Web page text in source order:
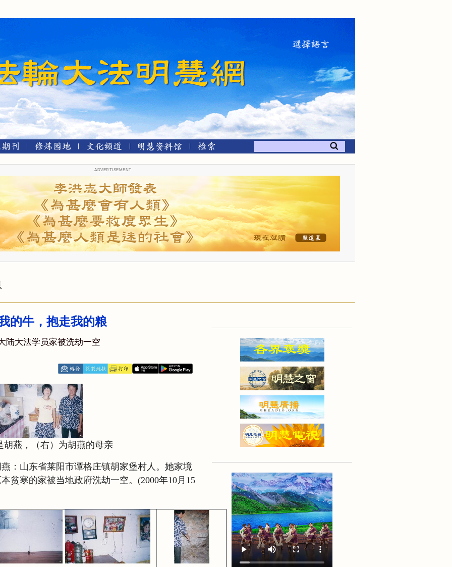
ADVERTISEMENT
的牛，抱走我的粮
大法学员家被洗劫一空
胡燕，（右）为胡燕的母亲
：山东省莱阳市谭格庄镇胡家堡村人。她家境
贫寒的家被当地政府洗劫一空。(2000年10月15